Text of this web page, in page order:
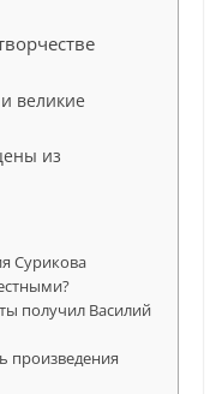
великие
из
Сурикова
получил Василий
произведения